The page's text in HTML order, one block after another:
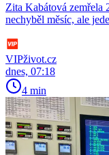
Zita Kabátová zemřela
nechyběl měsíc, ale
VIPživot.cz
dnes, 07:18
4 min